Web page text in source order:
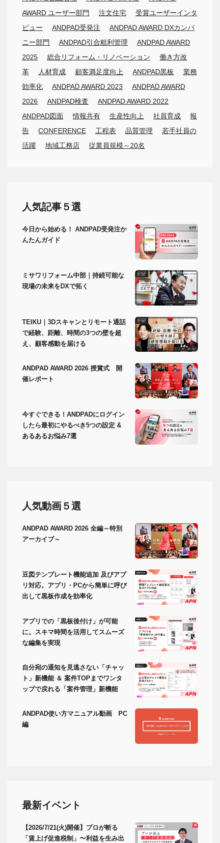
AWARD ユーザー部門
注文住宅
受賞ユーザーインタ
ビュー
ANDPAD受発注
ANDPAD AWARD DXカンパ
ニー部門
ANDPAD引合粗利管理
ANDPAD AWARD
2025
総合リフォーム・リノベーション
働き方改
革
人材育成 顧客満足度向上 ANDPAD黒板
業務
効率化
ANDPAD AWARD 2023
ANDPAD AWARD
2026
ANDPAD検査
ANDPAD AWARD 2022
ANDPAD図面
情報共有 生産性向上 社員育成
報
告
CONFERENCE 工程表 品質管理
若手社員の
活躍
地域工務店 従業員規模～20名
人気記事５選
今日から始める！ ANDPAD受発注か
んたんガイド
ミサワリフォーム中部｜持続可能な
現場の未来をDXで拓く
TEIKU｜3Dスキャンとリモート通話
で経験、距離、時間の3つの壁を超
え、顧客感動を届ける
ANDPAD AWARD 2026 授賞式 開
催レポート
今すぐできる！ANDPADにログイン
したら最初にやるべき5つの設定 &
あるあるお悩み7選
人気動画５選
ANDPAD AWARD 2026 全編～特別
アーカイブ～
豆図テンプレート機能追加 及びアプ
リ対応。アプリ・PCから簡単に呼び
出して黒板作成を効率化
アプリでの「黒板後付け」が可能
に。スキマ時間を活用してスムーズ
な編集を実現
自分宛の通知を見逃さない「チャッ
ト」新機能 ＆ 案件TOPまでワンタ
ップで戻れる「案件管理」新機能
ANDPAD使い方マニュアル動画 PC
編
最新イベント
【2026/7/21(火)開催】プロが斬る
「賃上げ促進税制」〜利益を生み出